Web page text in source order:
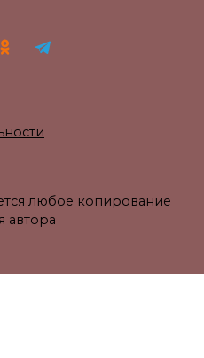
любое копирование
автора